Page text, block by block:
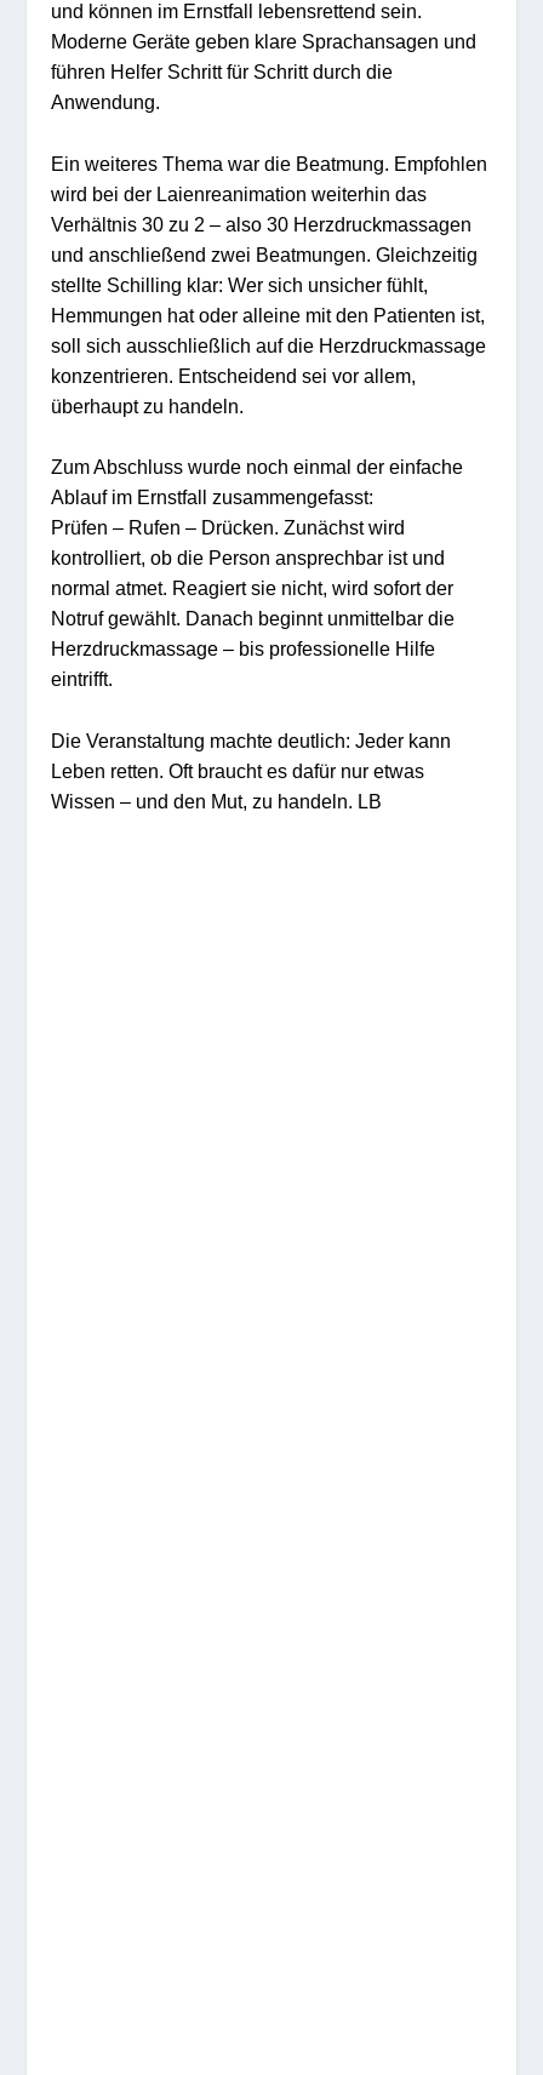
und können im Ernstfall lebensrettend sein.
Moderne Geräte geben klare Sprachansagen und
führen Helfer Schritt für Schritt durch die
Anwendung.
Ein weiteres Thema war die Beatmung. Empfohlen
wird bei der Laienreanimation weiterhin das
Verhältnis 30 zu 2 – also 30 Herzdruckmassagen
und anschließend zwei Beatmungen. Gleichzeitig
stellte Schilling klar: Wer sich unsicher fühlt,
Hemmungen hat oder alleine mit den Patienten ist,
soll sich ausschließlich auf die Herzdruckmassage
konzentrieren. Entscheidend sei vor allem,
überhaupt zu handeln.
Zum Abschluss wurde noch einmal der einfache
Ablauf im Ernstfall zusammengefasst:
Prüfen – Rufen – Drücken. Zunächst wird
kontrolliert, ob die Person ansprechbar ist und
normal atmet. Reagiert sie nicht, wird sofort der
Notruf gewählt. Danach beginnt unmittelbar die
Herzdruckmassage – bis professionelle Hilfe
eintrifft.
Die Veranstaltung machte deutlich: Jeder kann
Leben retten. Oft braucht es dafür nur etwas
Wissen – und den Mut, zu handeln. LB